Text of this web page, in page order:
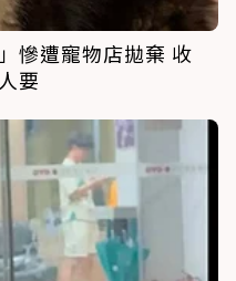
慘遭寵物店拋棄 收
要